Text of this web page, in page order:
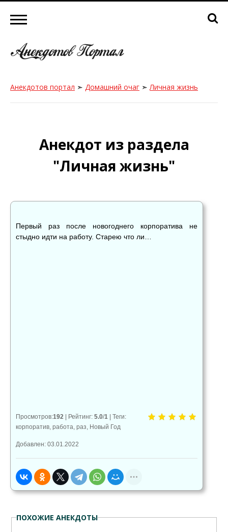
Анекдотов портал ➣ Домашний очаг ➣Личная жизнь
Анекдот из раздела
"Личная жизнь"
Первый раз после новогоднего корпоратива не
стыдно идти на работу. Старею что ли…
Просмотров:192 | Рейтинг: 5.0/1 | Теги:
корпоратив работа раз Новый Год
Добавлен: 03.01.2022
ПОХОЖИЕ АНЕКДОТЫ